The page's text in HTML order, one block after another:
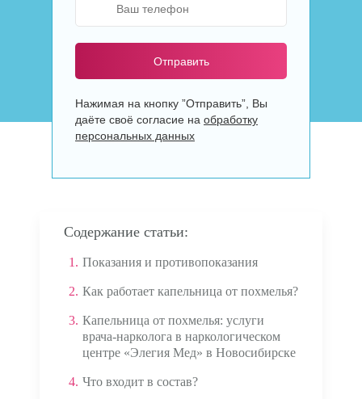
Отправить
Нажимая на кнопку ”Отправить”, Вы
даёте своё согласие на обработку
персональных данных
Содержание статьи:
1. Показания и противопоказания
2. Как работает капельница от похмелья?
3. Капельница от похмелья: услуги
врача-нарколога в наркологическом
центре «Элегия Мед» в Новосибирске
4. Что входит в состав?